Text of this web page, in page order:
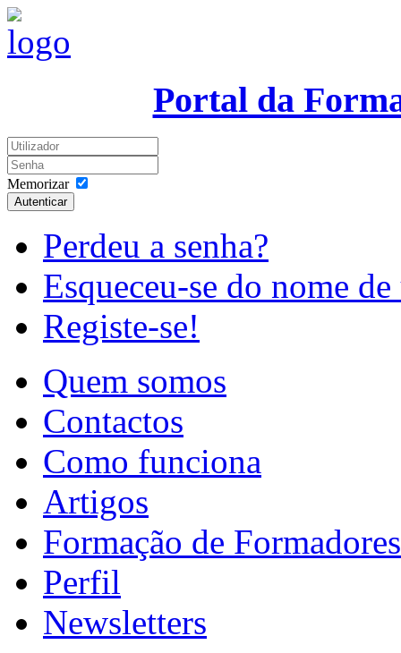
Portal da
Memorizar
Autenticar
Perdeu a senha?
Esqueceu-se do nome
Registe-se!
Quem somos
Contactos
Como funciona
Artigos
Formação de Formadores
Perfil
Newsletters